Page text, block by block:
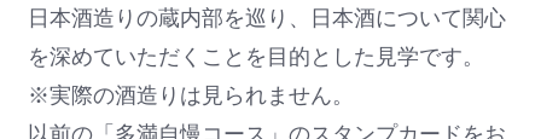
日本酒造りの蔵内部を巡り、日本酒について関心
を深めていただくことを目的とした見学です。
※実際の酒造りは見られません。
以前の「多満自慢コース」のスタンプカードをお